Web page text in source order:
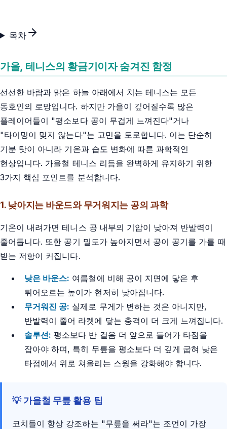
목차
가을, 테니스의 황금기이자 숨겨진 함정
선선한 바람과 맑은 하늘 아래에서 치는 테니스는 모든
동호인의 로망입니다. 하지만 가을이 깊어질수록 많은
플레이어들이 "평소보다 공이 무겁게 느껴진다"거나
"타이밍이 맞지 않는다"는 고민을 토로합니다. 이는 단순히
기분 탓이 아니라 기온과 습도 변화에 따른 과학적인
현상입니다. 가을철 테니스 리듬을 완벽하게 유지하기 위한
3가지 핵심 포인트를 분석합니다.
1. 낮아지는 바운드와 무거워지는 공의 과학
기온이 내려가면 테니스 공 내부의 기압이 낮아져 반발력이
줄어듭니다. 또한 공기 밀도가 높아지면서 공이 공기를 가를 때
받는 저항이 커집니다.
낮은 바운스: 여름철에 비해 공이 지면에 닿은 후
튀어오르는 높이가 현저히 낮아집니다.
무거워진 공: 실제로 무게가 변하는 것은 아니지만,
반발력이 줄어 라켓에 닿는 충격이 더 크게 느껴집니다.
솔루션: 평소보다 반 걸음 더 앞으로 들어가 타점을
잡아야 하며, 특히 무릎을 평소보다 더 깊게 굽혀 낮은
타점에서 위로 쳐올리는 스윙을 강화해야 합니다.
💡 가을철 무릎 활용 팁
코치들이 항상 강조하는 "무릎을 써라"는 조언이 가장